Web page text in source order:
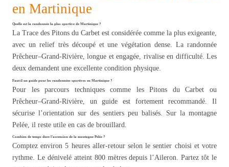
en Martinique
Quelle est la randonnée la plus sportive de Martinique ?
La Trace des Pitons du Carbet est considérée comme la plus exigeante,
avec un relief très découpé et une végétation dense. La randonnée
Prêcheur–Grand-Rivière, longue et engagée, rivalise en difficulté. Les
deux demandent une excellente condition physique.
Faut-il un guide pour les randonnées sportives en Martinique ?
Pour les parcours techniques comme les Pitons du Carbet ou
Prêcheur–Grand-Rivière, un guide est fortement recommandé. Il
sécurise l’orientation sur des sentiers peu balisés. Sur la montagne
Pelée, il reste utile en cas de brouillard.
Combien de temps dure l’ascension de la montagne Pelée ?
Comptez environ 5 heures aller-retour selon le sentier choisi et votre
rythme. Le dénivelé atteint 800 mètres depuis l’Aileron. Partez tôt le